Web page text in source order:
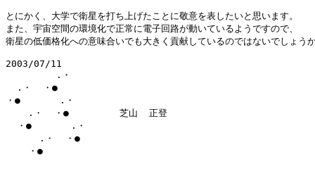
とにかく、大学で衛星を打ち上げたことに敬意を表したいと思います。
また、宇宙空間の環境化で正常に電子回路が動いているようですので、
衛星の低価格化への意味合いでも大きく貢献しているのではないでしょう
2003/07/11
         .・
  .・  ・●
・●       .・
    .・  ・●         芝山  正登
  ・●       .・
      .・  ・●
    ・●